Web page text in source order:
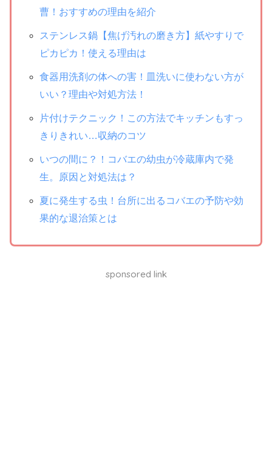
曹！おすすめの理由を紹介
ステンレス鍋【焦げ汚れの磨き方】紙やすりで
ピカピカ！使える理由は
食器用洗剤の体への害！皿洗いに使わない方が
いい？理由や対処方法！
片付けテクニック！この方法でキッチンもすっ
きりきれい…収納のコツ
いつの間に？！コバエの幼虫が冷蔵庫内で発
生。原因と対処法は？
夏に発生する虫！台所に出るコバエの予防や効
果的な退治策とは
sponsored link